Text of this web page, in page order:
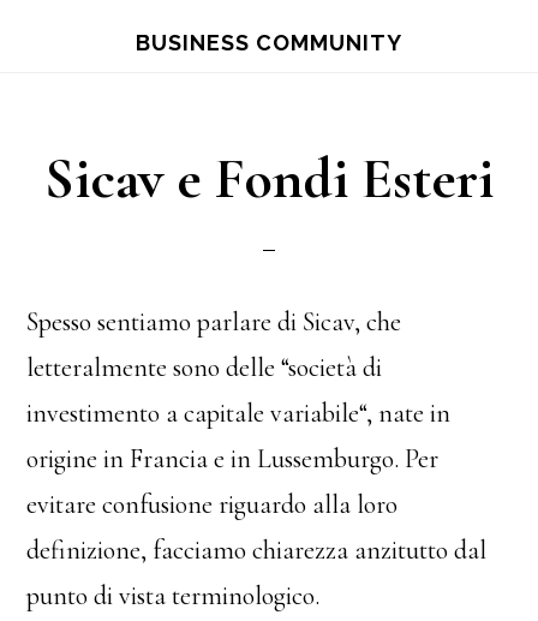
content
sidebar
BUSINESS COMMUNITY
Sicav e Fondi Esteri
Spesso sentiamo parlare di Sicav, che
letteralmente sono delle “società di
investimento a capitale variabile“, nate in
origine in Francia e in Lussemburgo. Per
evitare confusione riguardo alla loro
definizione, facciamo chiarezza anzitutto dal
punto di vista terminologico.